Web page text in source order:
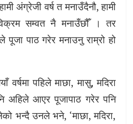
अंग्रेजी वर्ष त मनाउँदैनौ, हामी
सम्वत नै मनाउँछौँ । तर
पाठ गरेर मनाउनु राम्रो हो
वर्षमा पहिले माछा, मासु, मदिरा
अहिले आएर पूजापाठ गरेर पनि
भन्दै उनले भने, ‘माछा, मदिरा,